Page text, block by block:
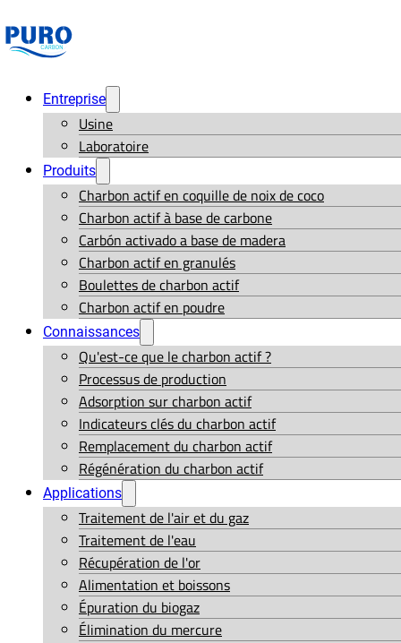
Entreprise
Usine
Laboratoire
Produits
Charbon actif en coquille de noix de coco
Charbon actif à base de carbone
Carbón activado a base de madera
Charbon actif en granulés
Boulettes de charbon actif
Charbon actif en poudre
Connaissances
Qu'est-ce que le charbon actif ?
Processus de production
Adsorption sur charbon actif
Indicateurs clés du charbon actif
Remplacement du charbon actif
Régénération du charbon actif
Applications
Traitement de l'air et du gaz
Traitement de l'eau
Récupération de l'or
Alimentation et boissons
Épuration du biogaz
Élimination du mercure